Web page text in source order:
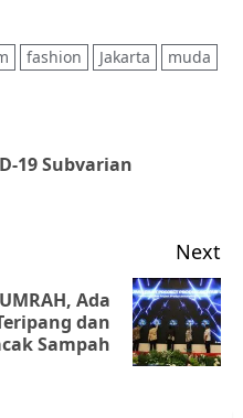
fashion Jakarta muda
19 Subvarian
Next
Ada
dan
Sampah